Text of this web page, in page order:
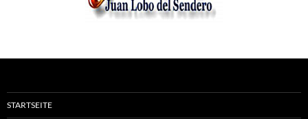
STARTSEITE